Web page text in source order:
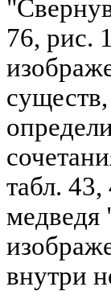
76, рис.
табл.
медведя
внутри